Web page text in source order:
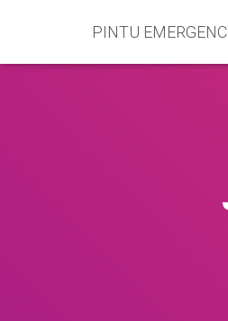
PINTU